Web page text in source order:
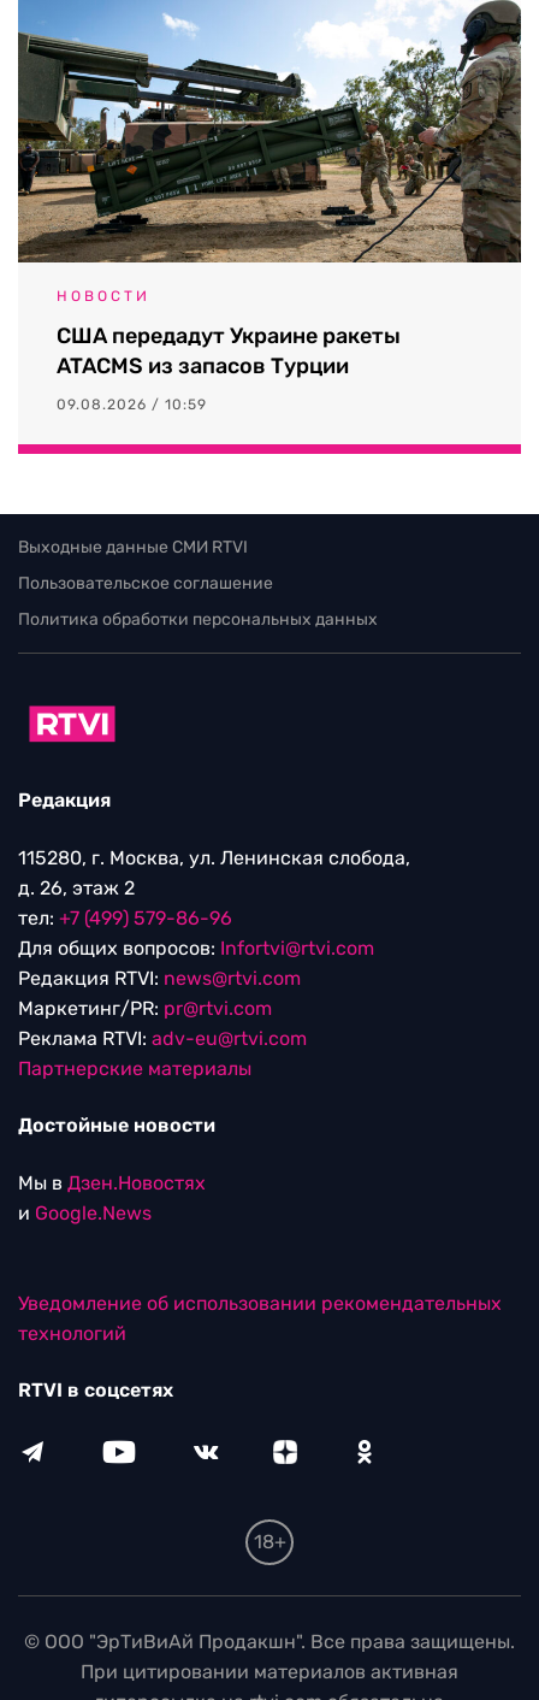
НОВОСТИ
США передадут Украине ракеты
ATACMS из запасов Турции
09.08.2026 / 10:59
Выходные данные СМИ RTVI
Пользовательское соглашение
Политика обработки персональных данных
Редакция
115280, г. Москва, ул. Ленинская слобода,
д. 26, этаж 2
тел: +7 (499) 579-86-96
Для общих вопросов: Infortvi@rtvi.com
Редакция RTVI: news@rtvi.com
Маркетинг/PR: pr@rtvi.com
Реклама RTVI: adv-eu@rtvi.com
Партнерские материалы
Достойные новости
Мы в Дзен.Новостях
и Google.News
Уведомление об использовании рекомендательных
технологий
RTVI в соцсетях
18+
© ООО "ЭрТиВиАй Продакшн". Все права защищены.
При цитировании материалов активная